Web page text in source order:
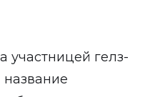
участницей гелз-